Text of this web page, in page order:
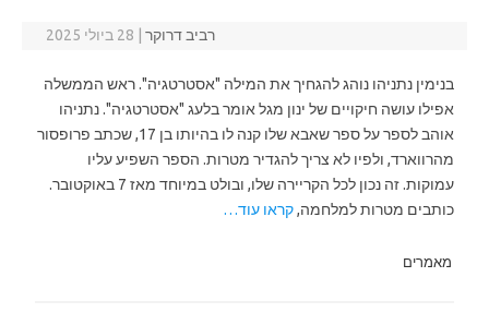
רביב דרוקר 28 ביולי 2025
בנימין נתניהו נוהג להגחיך את המילה "אסטרטגיה". ראש הממשלה
אפילו עושה חיקויים של ינון מגל אומר בלעג "אסטרטגיה". נתניהו
אוהב לספר על ספר שאבא שלו קנה לו בהיותו בן 17, שכתב פרופסור
מהרווארד, ולפיו לא צריך להגדיר מטרות. הספר השפיע עליו
עמוקות. זה נכון לכל הקריירה שלו, ובולט במיוחד מאז 7 באוקטובר.
כותבים מטרות למלחמה,קראו עוד…
מאמרים